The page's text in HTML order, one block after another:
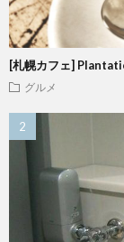
[札幌カフェ]
グルメ